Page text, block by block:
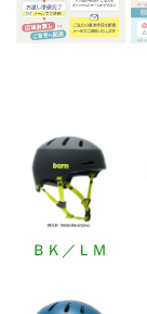
ＢＫ／ＬＭ